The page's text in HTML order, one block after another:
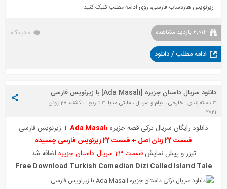
زیرنویس هاردساب فارسی، روی ادامه مطلب کلیک کنید.
6,014 بازدید مشاهده 0 دیدگاه
ادامه مطلب / دانلود
دانلود سریال داستان جزیره [Ada Masali] با زیرنویس فارسی
دسته بندی :خارجی، فیلم و سریال، مالتی مدیا
تاریخ : یکشنبه 27 ژوئن
2021
دانلود رایگان سریال ترکی قصه جزیرهAda Masalı + زیرنویس فارسی
قسمت 22 زبان اصل + قسمت 22 زیرنویس فارسی چسبیده
تیزر و پیش نمایشقسمت 23 سریال داستان جزیره
اضافه شد
Free Download Turkish Comedian Dizi Called Island Tale